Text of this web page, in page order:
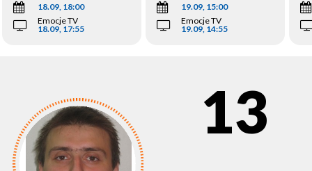
18.09, 18:00
Emocje TV
18.09, 17:55
19.09, 15:00
Emocje TV
19.09, 14:55
13